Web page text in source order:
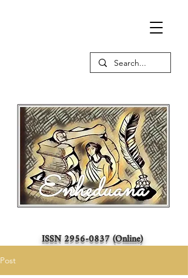
ISSN2956-0837(Online)
Post